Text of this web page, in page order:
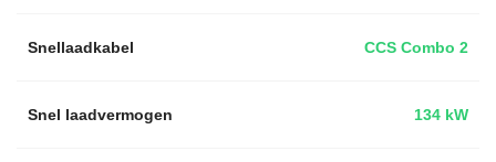
Snellaadkabel CCS Combo 2
Snel laadvermogen 134 kW